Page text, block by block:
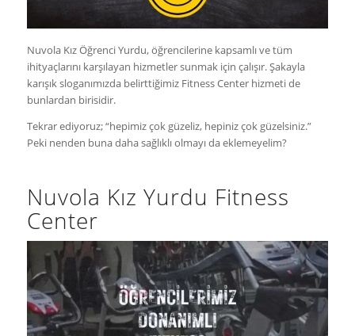
Nuvola Kız Öğrenci Yurdu, öğrencilerine kapsamlı ve tüm
ihityaçlarını karşılayan hizmetler sunmak için çalışır. Şakayla
karışık sloganımızda belirttiğimiz Fitness Center hizmeti de
bunlardan birisidir.
Tekrar ediyoruz; “hepimiz çok güzeliz, hepiniz çok güzelsiniz.”
Peki nenden buna daha sağlıklı olmayı da eklemeyelim?
Nuvola Kız Yurdu Fitness
Center